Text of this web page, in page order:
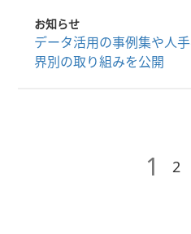
お知らせ
データ活用の事例集や人
界別の取り組みを公開
1 2